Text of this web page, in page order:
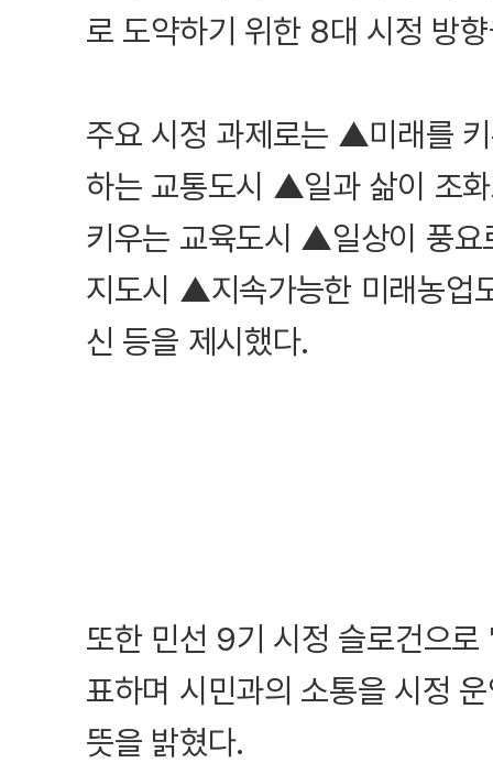
로 도약하기 위한 8대 시정 방
주요 시정 과제로는 ▲미래를
하는 교통도시 ▲일과 삶이 조
키우는 교육도시 ▲일상이 풍
지도시 ▲지속가능한 미래농업
신 등을 제시했다.
또한 민선 9기 시정 슬로건으로
표하며 시민과의 소통을 시정
뜻을 밝혔다.